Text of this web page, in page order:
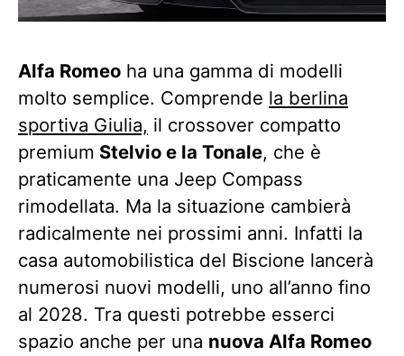
Alfa Romeo ha una gamma di modelli
molto semplice. Comprende la berlina
sportiva Giulia, il crossover compatto
premium Stelvio e la Tonale, che è
praticamente una Jeep Compass
rimodellata. Ma la situazione cambierà
radicalmente nei prossimi anni. Infatti la
casa automobilistica del Biscione lancerà
numerosi nuovi modelli, uno all’anno fino
al 2028. Tra questi potrebbe esserci
spazio anche per una nuova Alfa Romeo